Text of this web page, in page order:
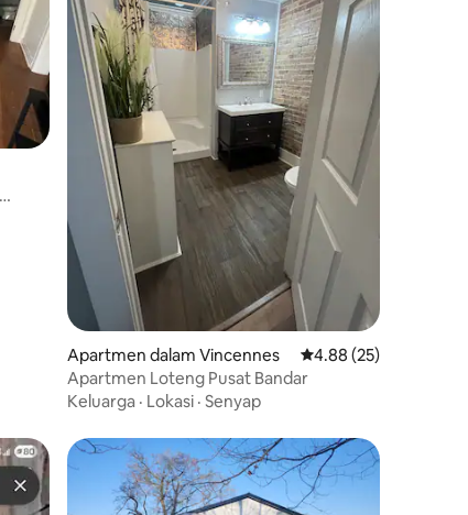
Apartmen dalam Vincennes Penarafan purata
4.88 (25)
Apartmen Loteng Pusat Bandar
Keluarga · Lokasi · Senyap